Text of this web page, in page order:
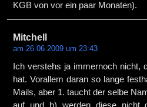
KGB von vor ein paar Monaten).
Mitchell
am 26.06.2009 um 23:43
Ich verstehs ja immernoch nicht,
hat. Vorallem daran so lange
Mails, aber 1. taucht der selbe